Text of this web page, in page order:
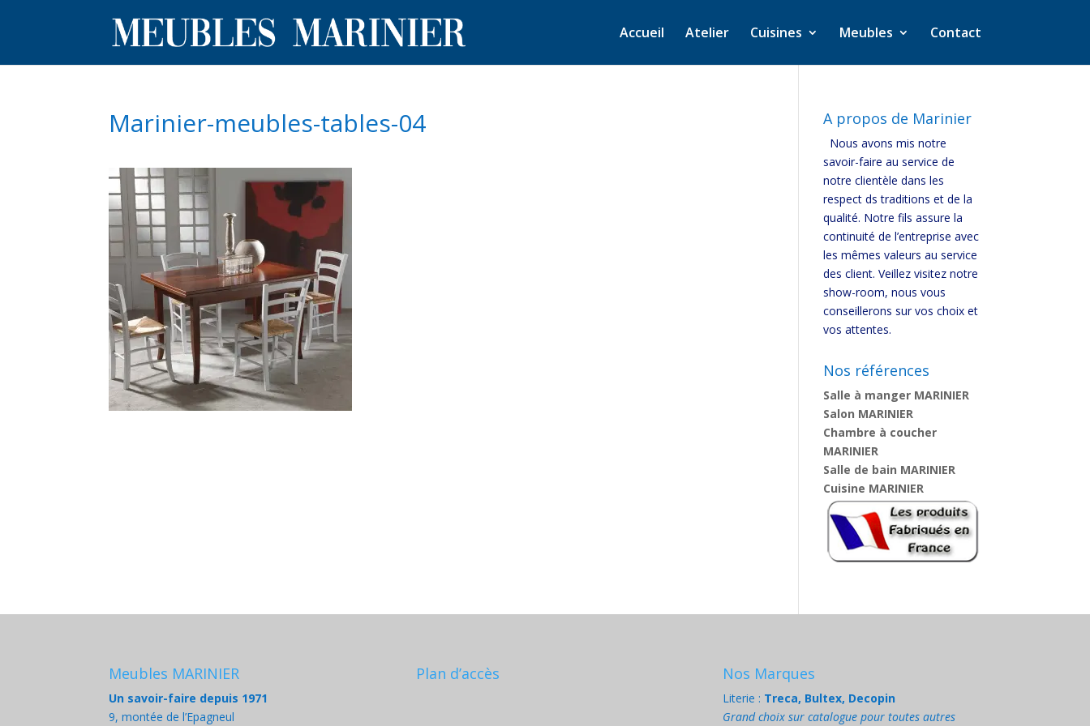
Accueil Atelier Cuisines Meubles Contact
Marinier-meubles-tables-04 A propos de Marinier
Nous avons mis notre
savoir-faire au service de
notre clientèle dans les
respect ds traditions et de la
qualité. Notre fils assure la
continuité de l’entreprise avec
les mêmes valeurs au service
des client. Veillez visitez notre
show-room, nous vous
conseillerons sur vos choix et
vos attentes.
Nos références
Salle à manger MARINIER
Salon MARINIER
Chambre à coucher
MARINIER
Salle de bain MARINIER
Cuisine MARINIER
Meubles MARINIER
Un savoir-faire depuis 1971
9, montée de l’Epagneul
Plan d’accès Nos Marques
Literie : Treca, Bultex, Decopin
Grand choix sur catalogue pour toutes autres